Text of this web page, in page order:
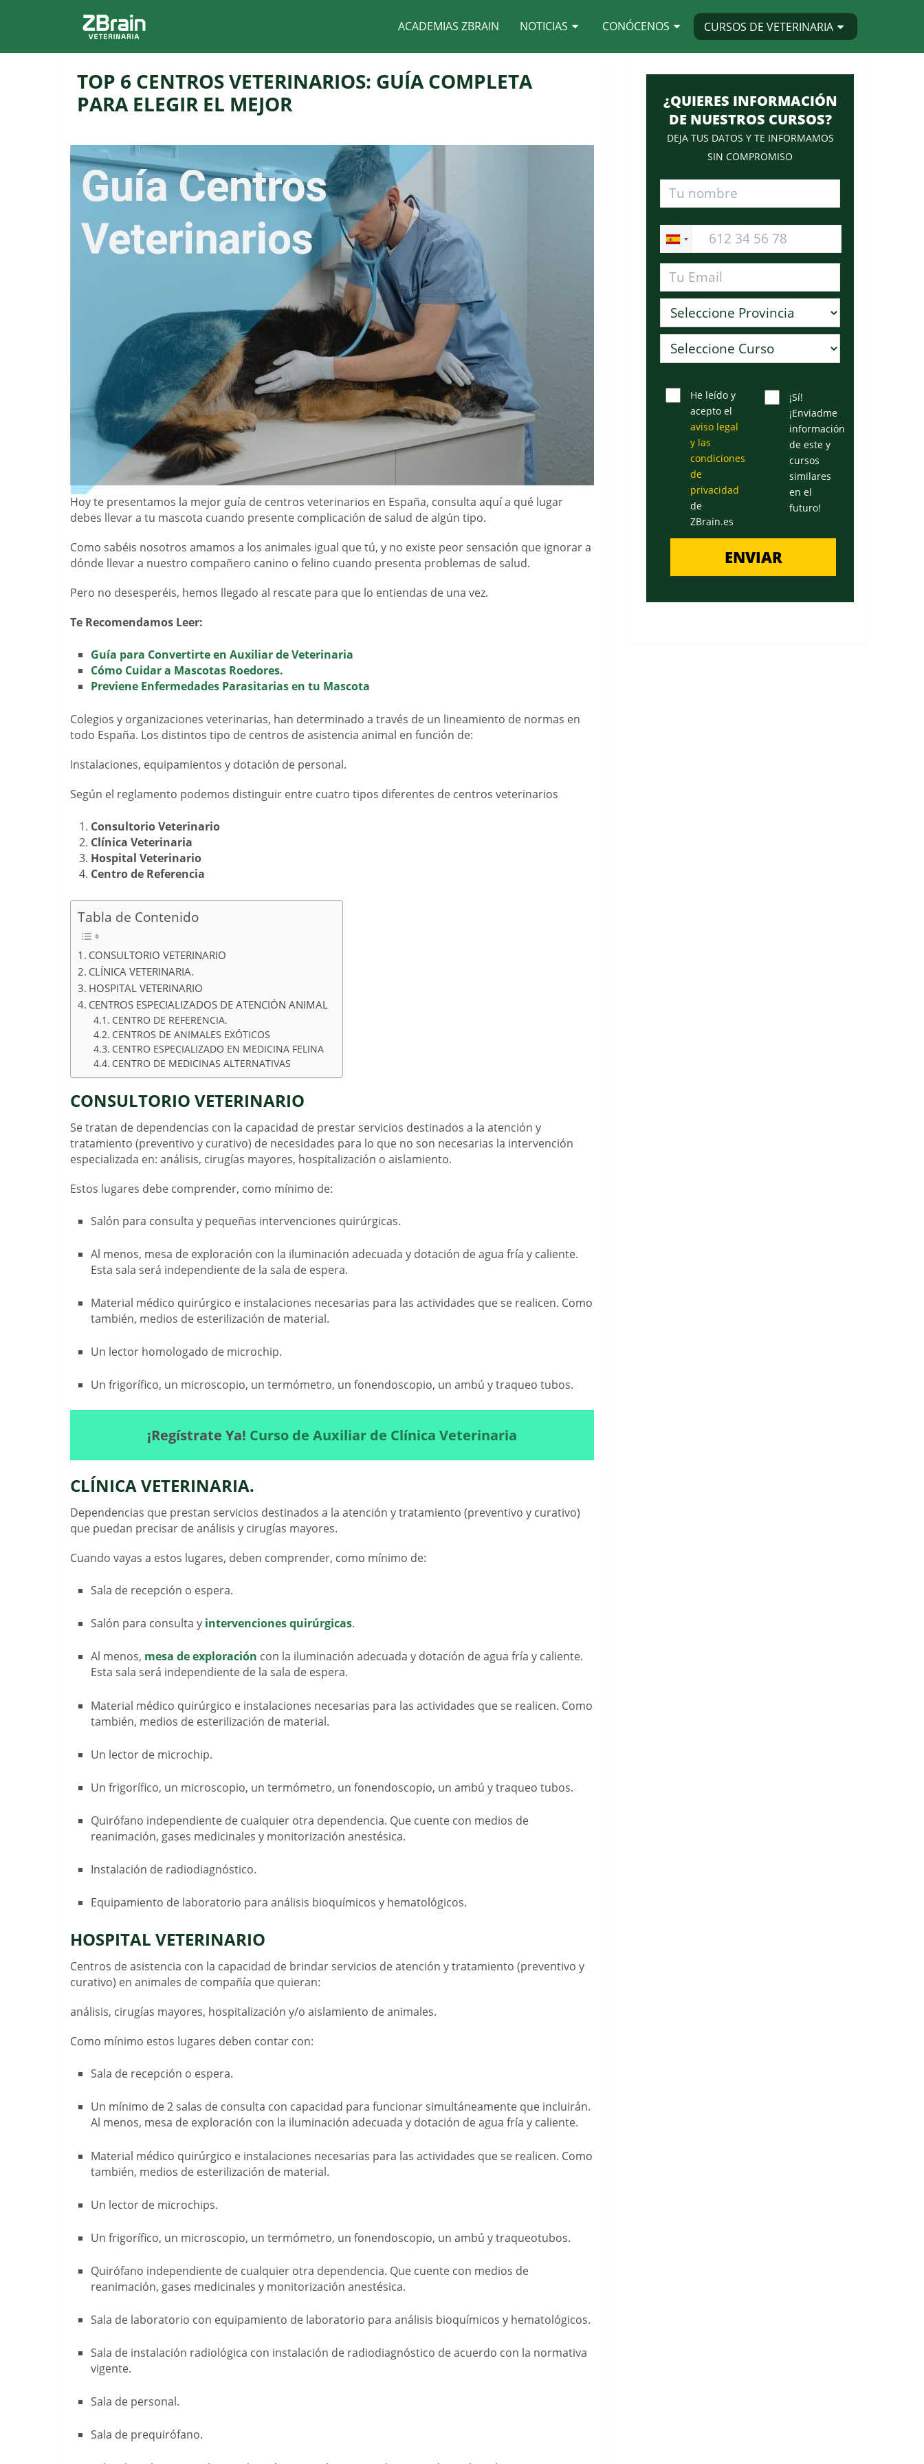
ACADEMIAS ZBRAIN NOTICIAS CONÓCENOS CURSOS DE VETERINARIA
TOP 6 CENTROS VETERINARIOS: GUÍA COMPLETA
PARA ELEGIR EL MEJOR
Hoy te presentamos la mejor guía de centros veterinarios en España, consulta aquí a qué lugar
debes llevar a tu mascota cuando presente complicación de salud de algún tipo.
Como sabéis nosotros amamos a los animales igual que tú, y no existe peor sensación que ignorar a
dónde llevar a nuestro compañero canino o felino cuando presenta problemas de salud.
Pero no desesperéis, hemos llegado al rescate para que lo entiendas de una vez.
Te Recomendamos Leer:
Guía para Convertirte en Auxiliar de Veterinaria
Cómo Cuidar a Mascotas Roedores.
Previene Enfermedades Parasitarias en tu Mascota
Colegios y organizaciones veterinarias, han determinado a través de un lineamiento de normas en
todo España. Los distintos tipo de centros de asistencia animal en función de:
Instalaciones, equipamientos y dotación de personal.
Según el reglamento podemos distinguir entre cuatro tipos diferentes de centros veterinarios
Consultorio Veterinario
Clínica Veterinaria
Hospital Veterinario
Centro de Referencia
Tabla de Contenido
CONSULTORIO VETERINARIO
CLÍNICA VETERINARIA.
HOSPITAL VETERINARIO
CENTROS ESPECIALIZADOS DE ATENCIÓN ANIMAL
CENTRO DE REFERENCIA.
CENTROS DE ANIMALES EXÓTICOS
CENTRO ESPECIALIZADO EN MEDICINA FELINA
CENTRO DE MEDICINAS ALTERNATIVAS
CONSULTORIO VETERINARIO
Se tratan de dependencias con la capacidad de prestar servicios destinados a la atención y
tratamiento (preventivo y curativo) de necesidades para lo que no son necesarias la intervención
especializada en: análisis, cirugías mayores, hospitalización o aislamiento.
Estos lugares debe comprender, como mínimo de:
Salón para consulta y pequeñas intervenciones quirúrgicas.
Al menos, mesa de exploración con la iluminación adecuada y dotación de agua fría y caliente.
Esta sala será independiente de la sala de espera.
Material médico quirúrgico e instalaciones necesarias para las actividades que se realicen. Como
también, medios de esterilización de material.
Un lector homologado de microchip.
Un frigorífico, un microscopio, un termómetro, un fonendoscopio, un ambú y traqueo tubos.
¡Regístrate Ya! Curso de Auxiliar de Clínica Veterinaria
CLÍNICA VETERINARIA.
Dependencias que prestan servicios destinados a la atención y tratamiento (preventivo y curativo)
que puedan precisar de análisis y cirugías mayores.
Cuando vayas a estos lugares, deben comprender, como mínimo de:
Sala de recepción o espera.
Salón para consulta y intervenciones quirúrgicas.
Al menos, mesa de exploración con la iluminación adecuada y dotación de agua fría y caliente.
Esta sala será independiente de la sala de espera.
Material médico quirúrgico e instalaciones necesarias para las actividades que se realicen. Como
también, medios de esterilización de material.
Un lector de microchip.
Un frigorífico, un microscopio, un termómetro, un fonendoscopio, un ambú y traqueo tubos.
Quirófano independiente de cualquier otra dependencia. Que cuente con medios de
reanimación, gases medicinales y monitorización anestésica.
Instalación de radiodiagnóstico.
Equipamiento de laboratorio para análisis bioquímicos y hematológicos.
HOSPITAL VETERINARIO
Centros de asistencia con la capacidad de brindar servicios de atención y tratamiento (preventivo y
curativo) en animales de compañía que quieran:
análisis, cirugías mayores, hospitalización y/o aislamiento de animales.
Como mínimo estos lugares deben contar con:
Sala de recepción o espera.
Un mínimo de 2 salas de consulta con capacidad para funcionar simultáneamente que incluirán.
Al menos, mesa de exploración con la iluminación adecuada y dotación de agua fría y caliente.
Material médico quirúrgico e instalaciones necesarias para las actividades que se realicen. Como
también, medios de esterilización de material.
Un lector de microchips.
Un frigorífico, un microscopio, un termómetro, un fonendoscopio, un ambú y traqueotubos.
Quirófano independiente de cualquier otra dependencia. Que cuente con medios de
reanimación, gases medicinales y monitorización anestésica.
Sala de laboratorio con equipamiento de laboratorio para análisis bioquímicos y hematológicos.
Sala de instalación radiológica con instalación de radiodiagnóstico de acuerdo con la normativa
vigente.
Sala de personal.
Sala de prequirófano.
¿QUIERES INFORMACIÓN
DE NUESTROS CURSOS?
DEJA TUS DATOS Y TE INFORMAMOS
SIN COMPROMISO
He leído y
acepto el
aviso legal
y las
condiciones
de
privacidad
de
ZBrain.es
¡Sí!
¡Enviadme
información
de este y
cursos
similares
en el
futuro!